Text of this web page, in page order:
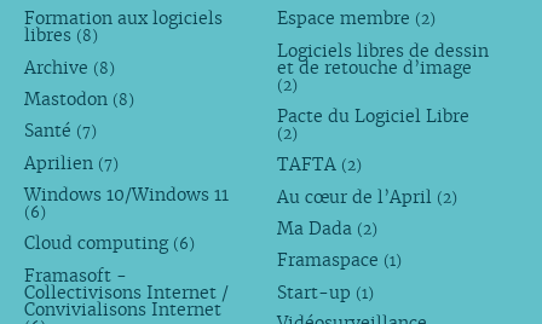
Formation aux logiciels
libres (8)
Archive (8)
Mastodon (8)
Santé (7)
Aprilien (7)
Windows 10/Windows 11
(6)
Cloud computing (6)
Framasoft -
Collectivisons Internet /
Convivialisons Internet
Espace membre (2)
Logiciels libres de dessin
et de retouche d’image
(2)
Pacte du Logiciel Libre
(2)
TAFTA (2)
Au cœur de l’April (2)
Ma Dada (2)
Framaspace (1)
Start-up (1)